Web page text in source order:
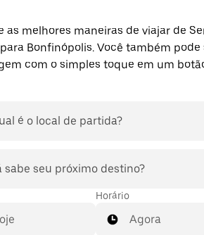
as melhores maneiras de viajar de
Bonfinópolis. Você também
com o simples toque em um
é o local de partida?
sabe seu próximo destino?
Horário
Agora